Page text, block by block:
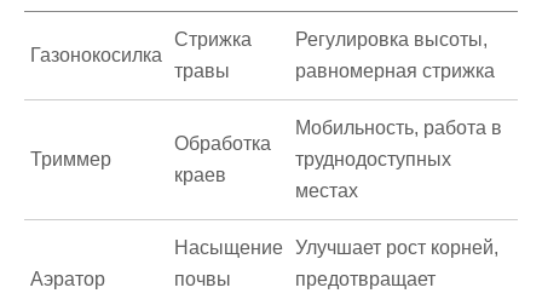
Газонокосилка
Стрижка
травы
Регулировка высоты,
равномерная стрижка
Триммер
Обработка
краев
Мобильность, работа в
труднодоступных
местах
Аэратор
Насыщение
почвы
Улучшает рост корней,
предотвращает